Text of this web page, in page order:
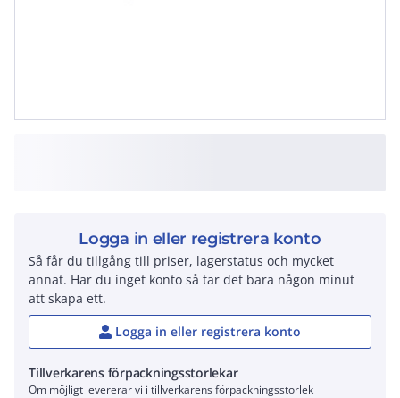
Logga in eller registrera konto
Så får du tillgång till priser, lagerstatus och mycket
annat. Har du inget konto så tar det bara någon minut
att skapa ett.
Logga in eller registrera konto
Tillverkarens förpackningsstorlekar
Om möjligt levererar vi i tillverkarens förpackningsstorlek